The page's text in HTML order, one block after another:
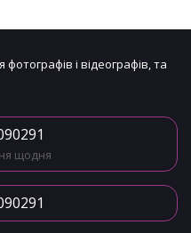
і відеографів, та
щодня